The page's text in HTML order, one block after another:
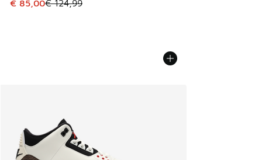
Cet article est en promotion. Prix en baisse de € 124,99 à
€ 85,00€ 124,99